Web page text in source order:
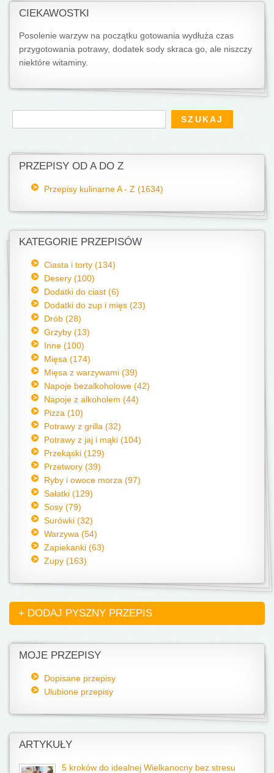
CIEKAWOSTKI
Posolenie warzyw na początku gotowania wydłuża czas
przygotowania potrawy, dodatek sody skraca go, ale niszczy
niektóre witaminy.
Formularz wyszukiwania
Szukaj
PRZEPISY OD A DO Z
Przepisy kulinarne A - Z (1634)
KATEGORIE PRZEPISÓW
Ciasta i torty (134)
Desery (100)
Dodatki do ciast (6)
Dodatki do zup i mięs (23)
Drób (28)
Grzyby (13)
Inne (100)
Mięsa (174)
Mięsa z warzywami (39)
Napoje bezalkoholowe (42)
Napoje z alkoholem (44)
Pizza (10)
Potrawy z grilla (32)
Potrawy z jaj i mąki (104)
Przekąski (129)
Przetwory (39)
Ryby i owoce morza (97)
Sałatki (129)
Sosy (79)
Surówki (32)
Warzywa (54)
Zapiekanki (63)
Zupy (163)
+ DODAJ PYSZNY PRZEPIS
MOJE PRZEPISY
Dopisane przepisy
Ulubione przepisy
ARTYKUŁY
5 kroków do idealnej Wielkanocny bez stresu